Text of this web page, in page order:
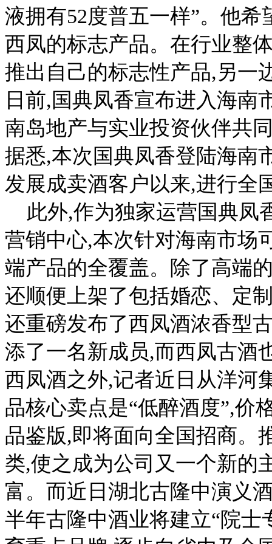
液拥有52度普五一样”。他
西凤的标志产品。 在行业整
推出自己的标志性产品,另一
日前,国典凤香宣布进入海南
南岛地产与实业投资伙伴共
据悉,本次国典凤香登陆海南
发展成卖酒客户以来,进行全
此外,作为独家运营国典凤
营销中心,本次针对海南市场
端产品的全覆盖。除了高端
还顺便上架了包括婚恋、定
还重磅发布了西凤酒浓香型
添了一名新成员,而西凤古酒
西凤酒之外,记者近日从洋河
品核心卖点是“低醉酒度”,价
品鉴版,即将面向全国招商。
类,使之成为公司又一个新的
富。而近日湖北古隆中演义
半年古隆中酒业将建立“院士